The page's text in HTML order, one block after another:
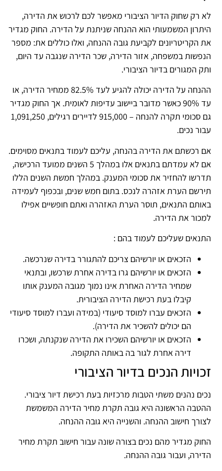
לא רק שחוק הדיור הציבורי מאפשר לכם לרכוש את הדירה,
היתרון המשמעותי הוא ההנחה שניתנת על הדירה. החוק מגדיר
את הקריטריונים לקביעת גובה ההנחה, ואלו כוללים את: מספר
הנפשות במשפחה, אזור הדירה, שכר הדירה שנגבה עד היום,
ותק המגורים בדיור הציבורי.
ההנחה על הדירה יכולה להגיע לעד 82.5% ממחיר הדירה, או
עד 90% כאשר מדובר ביישוב עדיפות לאומית. אך החוק מגדיר
גם סכומי תקרה להנחה – 915,000 לדיירים רגילים, 1,091,250
עבור נכים.
אם רכשתם את הדירה בהנחה, עליכם לעמוד בתנאים מסוימים.
אם לא עמדתם בתנאים אלו במהלך 5 השנים ממועד הרכישה,
תדרשו להחזיר את סכומי המענק. במהלך חמשת השנים הללו
תירשם הערת אזהרה לנכס. בתום חמש שנים, ובכפוף לעמידה
באותם התנאים, תוסר הערת האזהרה ואתם חופשיים אפילו
למכור את הדירה.
התנאים שעליכם לעמוד בהם :
הזכאים או יורשיהם צריכם להתגורר בדירה שנרכשה.
הזכאים או יורשיהם גרו בדירה אחרת שרכשו, ובתנאי
שמחיר הדירה האחרת אינו נמוך מגובה המענק אותו
קיבלו בעת רכישת הדירה הציבורית.
הזכאים עברו למוסד סיעודי (במידה ועברו למוסד סיעודי
הם יכולים להשכיר את הדירה).
הזכאים או יורשיהם השכירו את הדירה שנקנתה, ושכרו
דירה אחרת לגור בה באותה התקופה.
זכויות הנכים בדיור הציבורי
נכים נהנים משתי הטבות מרכזיות בעת רכישת דיור ציבורי.
ההטבה הראשונה היא גובה תקרת מחיר הדירה המשמשת
לצורך חישוב ההנחה. והשנייה היא גובה ההנחה.
החוק מגדיר מהם נכים בצורה שונה עבור חישוב תקרת מחיר
הדירה, ועבור גובה ההנחה.